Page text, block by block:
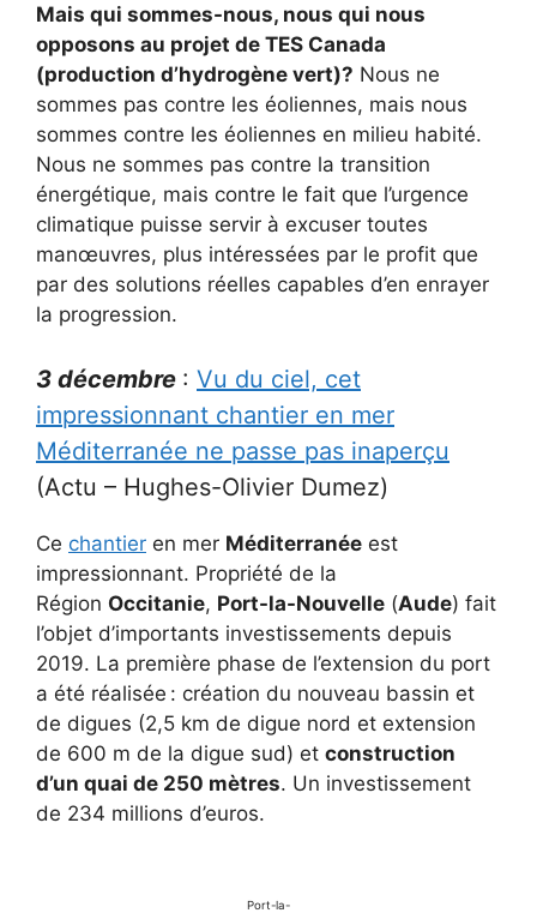
Mais qui sommes-nous, nous qui nous
opposons au projet de TES Canada
(production d’hydrogène vert)? Nous ne
sommes pas contre les éoliennes, mais nous
sommes contre les éoliennes en milieu habité.
Nous ne sommes pas contre la transition
énergétique, mais contre le fait que l’urgence
climatique puisse servir à excuser toutes
manœuvres, plus intéressées par le profit que
par des solutions réelles capables d’en enrayer
la progression.
3 décembre : Vu du ciel, cet
impressionnant chantier en mer
Méditerranée ne passe pas inaperçu
(Actu – Hughes-Olivier Dumez)
Ce chantier en mer Méditerranée est
impressionnant. Propriété de la
Région Occitanie, Port-la-Nouvelle (Aude) fait
l’objet d’importants investissements depuis
2019. La première phase de l’extension du port
a été réalisée : création du nouveau bassin et
de digues (2,5 km de digue nord et extension
de 600 m de la digue sud) et construction
d’un quai de 250 mètres. Un investissement
de 234 millions d’euros.
Port-la-